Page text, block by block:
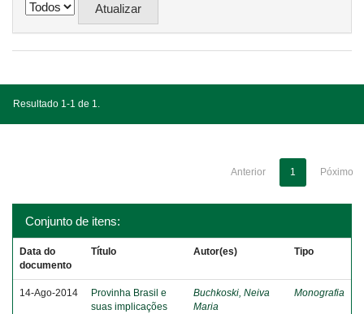
Resultado 1-1 de 1.
Anterior 1 Póximo
Conjunto de itens:
Data do
documento
Título Autor(es) Tipo
14-Ago-2014
Provinha Brasil e
suas implicações
Buchkoski, Neiva
Maria
Monografia